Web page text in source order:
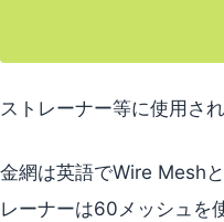
ストレーナー等に使用さ
金網は英語でWire Mesh
レーナーは60メッシュを